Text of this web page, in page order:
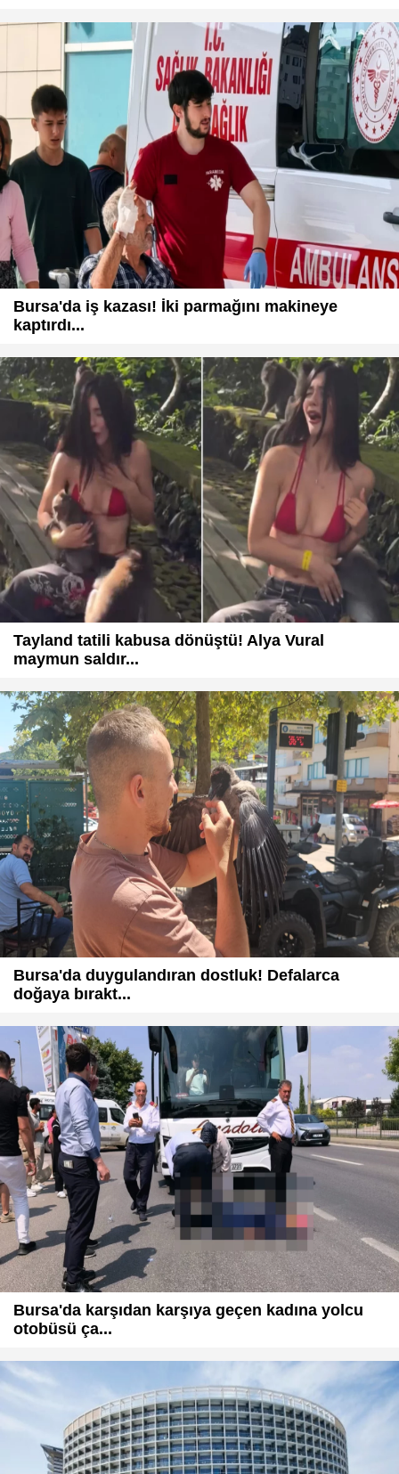
Bursa'da iş kazası! İki parmağını makineye
kaptırdı...
Tayland tatili kabusa dönüştü! Alya Vural
maymun saldır...
Bursa'da duygulandıran dostluk! Defalarca
doğaya bırakt...
Bursa'da karşıdan karşıya geçen kadına yolcu
otobüsü ça...